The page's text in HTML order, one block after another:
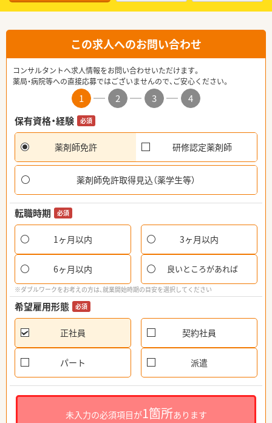
この求人へのお問い合わせ
コンサルタントへ求人情報をお問い合わせいただけます。
薬局・病院等への直接応募ではございませんので、ご安心ください。
1 2 3
4
保有資格・経験
必須
薬剤師免許 研修認定薬剤師
薬剤師免許取得見込（薬学生等）
転職時期 必須
1ヶ月以内 3ヶ月以内
6ヶ月以内 良いところがあれば
※ダブルワークをお考えの方は、就業開始時期の目安を選択してください
希望雇用形態 必須
正社員 契約社員
パート 派遣
未入力の必須項目が1箇所あります